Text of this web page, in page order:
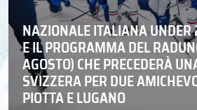
NAZIONALE ITALIANA UNDER
E IL PROGRAMMA DEL
AGOSTO) CHE PRECEDERÀ
SVIZZERA PER DUE
PIOTTA E LUGANO